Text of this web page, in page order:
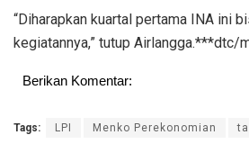
“Diharapkan kuartal pertama INA ini
kegiatannya,” tutup Airlangga.***dtc/
Berikan Komentar:
Tags: LPI Menko Perekonomian